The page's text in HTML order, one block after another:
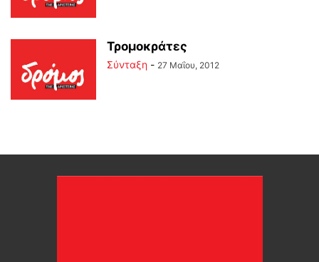
Τρομοκράτες
Σύνταξη - 27 Μαΐου, 2012